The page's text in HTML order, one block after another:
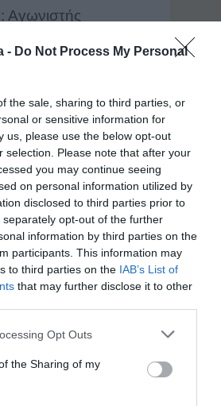
- Do Not Process My Personal
the sale, sharing to third parties, or
or sensitive information for
us, please use the below opt-out
selection. Please note that after your
you may continue seeing
on personal information utilized by
disclosed to third parties prior to
opt-out of the further
information by third parties on the
participants. This information may
to third parties on the IAB’s List of
that may further disclose it to other
Opt Outs
the Sharing of my
Αγωνιστής
την επαρχία Σελίνου, της
πήραν ενεργό μέρος
αγώνες της
της θεωρείται ο Γεώργιος
1745 - 1824;) που
πολεμική δραστηριότητα
κίνημα του ...